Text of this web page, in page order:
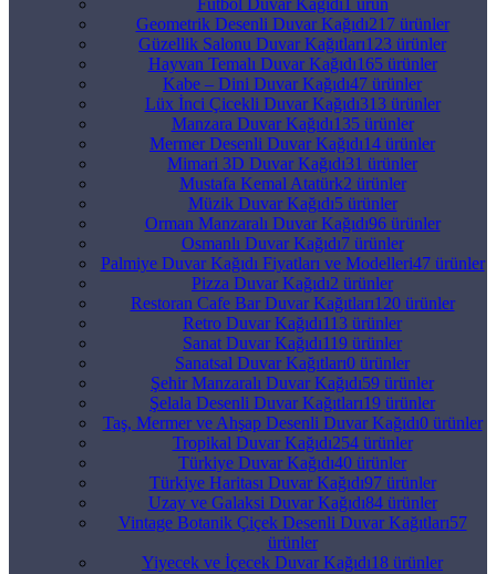
Futbol Duvar Kağıdı1 ürün
Geometrik Desenli Duvar Kağıdı217 ürünler
Güzellik Salonu Duvar Kağıtları123 ürünler
Hayvan Temalı Duvar Kağıdı165 ürünler
Kabe – Dini Duvar Kağıdı47 ürünler
Lüx İnci Çicekli Duvar Kağıdı313 ürünler
Manzara Duvar Kağıdı135 ürünler
Mermer Desenli Duvar Kağıdı14 ürünler
Mimari 3D Duvar Kağıdı31 ürünler
Mustafa Kemal Atatürk2 ürünler
Müzik Duvar Kağıdı5 ürünler
Orman Manzaralı Duvar Kağıdı96 ürünler
Osmanlı Duvar Kağıdı7 ürünler
Palmiye Duvar Kağıdı Fiyatları ve Modelleri47 ürünler
Pizza Duvar Kağıdı2 ürünler
Restoran Cafe Bar Duvar Kağıtları120 ürünler
Retro Duvar Kağıdı113 ürünler
Sanat Duvar Kağıdı119 ürünler
Sanatsal Duvar Kağıtları0 ürünler
Şehir Manzaralı Duvar Kağıdı59 ürünler
Şelala Desenli Duvar Kağıtları19 ürünler
Taş, Mermer ve Ahşap Desenli Duvar Kağıdı0 ürünler
Tropikal Duvar Kağıdı254 ürünler
Türkiye Duvar Kağıdı40 ürünler
Türkiye Haritası Duvar Kağıdı97 ürünler
Uzay ve Galaksi Duvar Kağıdı84 ürünler
Vintage Botanik Çiçek Desenli Duvar Kağıtları57
ürünler
Yiyecek ve İçecek Duvar Kağıdı18 ürünler